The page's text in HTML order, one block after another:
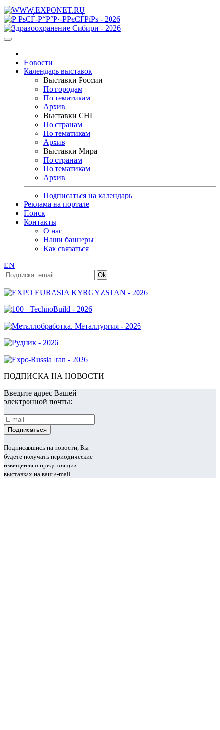
Новости
Календарь выставок
Выставки России
По городам
По тематикам
Архив
Выставки СНГ
По странам
По тематикам
Архив
Выставки Мира
По странам
По тематикам
Архив
Подписаться на календарь
Реклама на портале
Поиск
Контакты
О нас
Наши баннеры
Как связаться
EN
ПОДПИСКА НА НОВОСТИ
Введите адрес Вашей
электронной почты:
Подписавшись на новости, Вы
будете получать периодические
извещения о предстоящих
выставках на ваш e-mail.